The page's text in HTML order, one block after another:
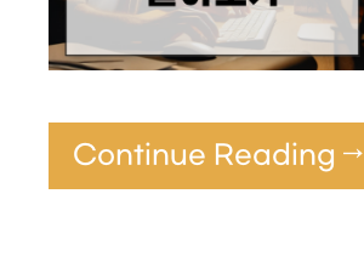
Continue Reading →